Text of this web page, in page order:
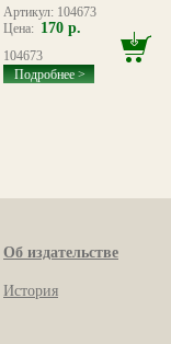
Артикул: 104673
Цена: 170 р.
104673
Подробнее >
Об издательстве
История